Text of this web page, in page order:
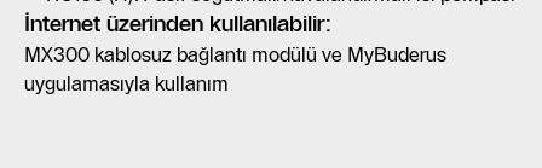
İnternet üzerinden kullanılabilir:
MX300 kablosuz bağlantı modülü ve MyBuderus
uygulamasıyla kullanım